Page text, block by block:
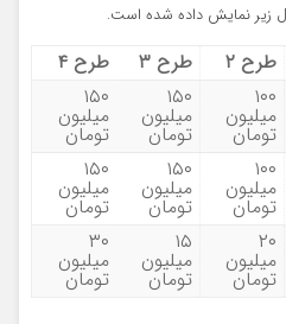
زیر نمایش داده شده است.
طرح ۲ طرح ۳
طرح ۴
۱۰۰
میلیون
تومان
۱۵۰
میلیون
تومان
۱۵۰
میلیون
تومان
۱۰۰
میلیون
تومان
۱۵۰
میلیون
تومان
۱۵۰
میلیون
تومان
۲۰
میلیون
تومان
۱۵
میلیون
تومان
۳۰
میلیون
تومان